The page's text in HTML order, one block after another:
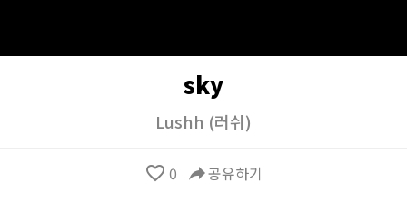
sky
Lushh (러쉬)
favorite_border 0 reply공유하기